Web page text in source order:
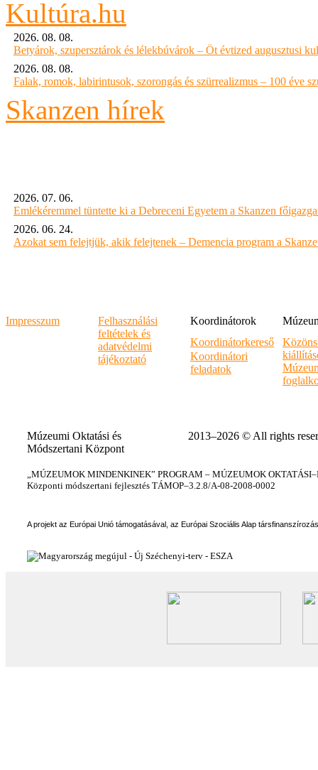
2026. 08. 08.
Betyárok, szupersztárok és lélekbúvárok – Öt évtized augusztusi
2026. 08. 08.
Falak, romok, labirintusok, szorongás és szürrealizmus – 100 éve
Skanzen hírek
2026. 07. 06.
Emlékéremmel tüntette ki a Debreceni Egyetem a Skanzen
2026. 06. 24.
Azokat sem felejtjük, akik felejtenek – Demencia program a
Impresszum
Felhasználási
feltételek és
adatvédelmi
tájékoztató
Koordinátorok
Koordinátorkereső
Koordinátori
feladatok
Múzeumi Oktatási és
Módszertani Központ
2013–2026 © All rights
„MÚZEUMOK MINDENKINEK” PROGRAM – MÚZEUMOK
Központi módszertani fejlesztés TÁMOP–3.2.8/A-08-2008-0002
A projekt az Európai Unió támogatásával, az Európai Szociális Alap